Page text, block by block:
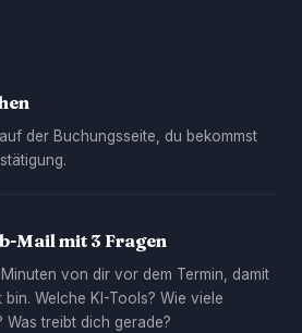
der Buchungsseite, du bekommst
Mail mit 3 Fragen
von dir vor dem Termin, damit
Welche KI-Tools? Wie viele
Was treibt dich gerade?